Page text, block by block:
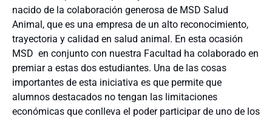
nacido de la colaboración generosa de MSD Salud
Animal, que es una empresa de un alto reconocimiento,
trayectoria y calidad en salud animal. En esta ocasión
MSD en conjunto con nuestra Facultad ha colaborado en
premiar a estas dos estudiantes. Una de las cosas
importantes de esta iniciativa es que permite que
alumnos destacados no tengan las limitaciones
económicas que conlleva el poder participar de uno de los